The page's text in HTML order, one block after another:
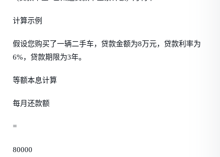
计算示例
假设您购买了一辆二手车，贷款金额为8万元，贷款利率为
6%，贷款期限为3年。
等额本息计算
每月还款额
=
80000